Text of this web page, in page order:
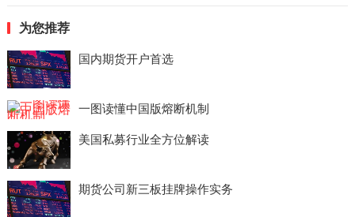
为您推荐
国内期货开户首选
一图读懂中国版熔断机制
美国私募行业全方位解读
期货公司新三板挂牌操作实务